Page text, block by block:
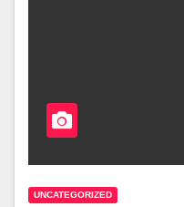
UNCATEGORIZED